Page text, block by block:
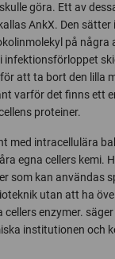
göra. Ett av
AnkX. Den
på några
infektionsförloppet
att ta bort den lilla
varför det finns ett
proteiner.
med intracellulära
egna cellers kemi.
som kan användas
utan att ha
enzymer.
institutionen och